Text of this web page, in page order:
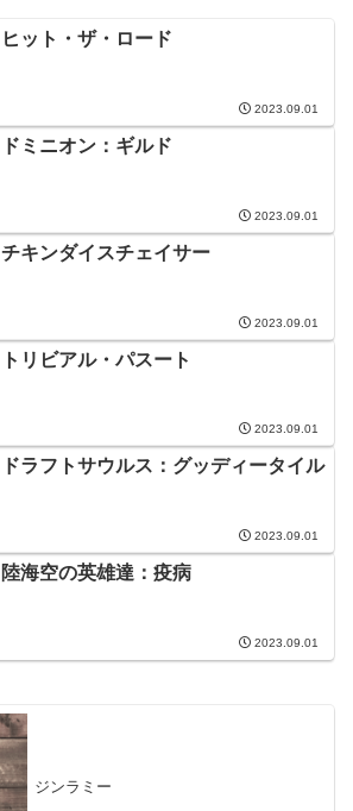
ヒット・ザ・ロード
2023.09.01
ドミニオン：ギルド
2023.09.01
チキンダイスチェイサー
2023.09.01
トリビアル・パスート
2023.09.01
ドラフトサウルス：グッディータイル
2023.09.01
陸海空の英雄達：疫病
2023.09.01
ジンラミー